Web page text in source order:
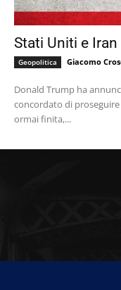
Stati Uniti e
Geopolitica Giacomo
Donald Trump ha
concordato di
ormai finita,...